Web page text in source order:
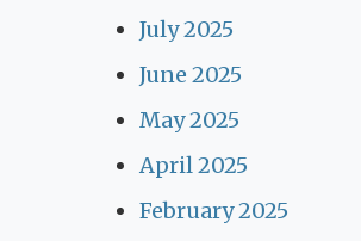
July 2025
June 2025
May 2025
April 2025
February 2025